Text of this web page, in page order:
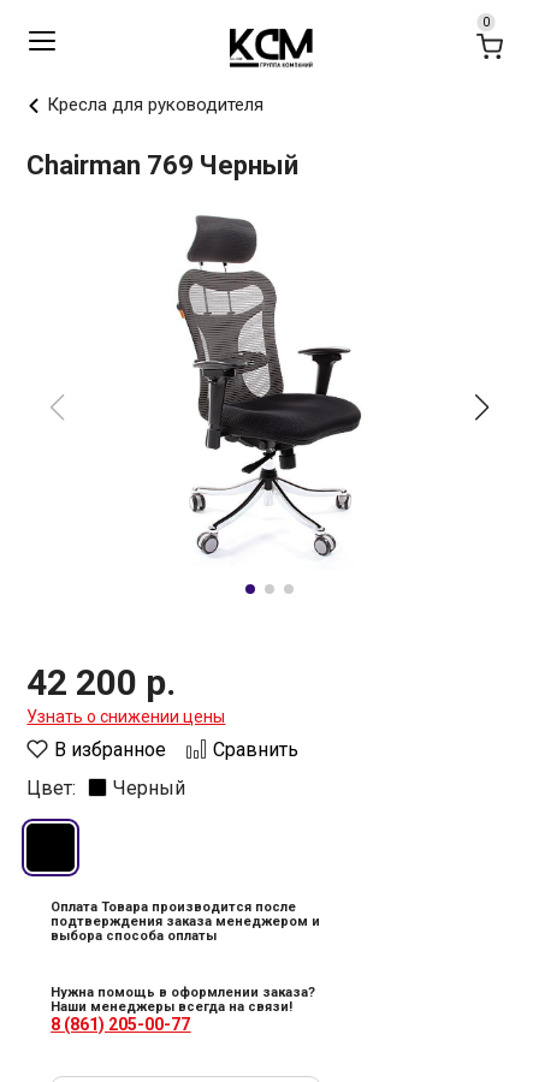
Кресла для руководителя
Chairman 769 Черный
42 200 р.
Узнать о снижении цены
В избранное
Сравнить
Цвет:
Черный
Оплата Товара производится после
подтверждения заказа менеджером и
выбора способа оплаты
Нужна помощь в оформлении заказа?
Наши менеджеры всегда на связи!
8 (861) 205-00-77